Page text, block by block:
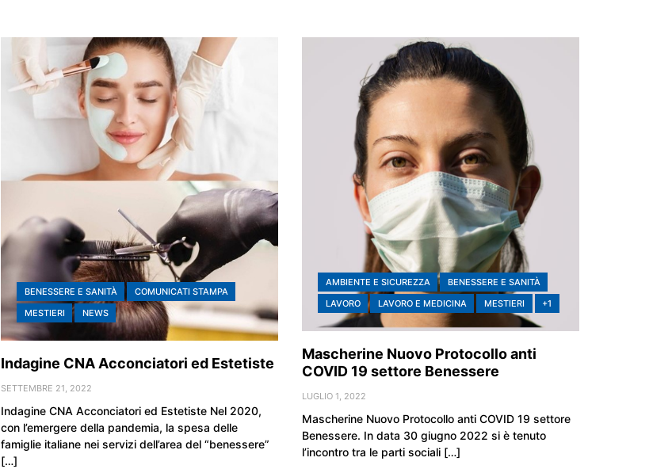
BENESSERE E SANITÀ
COMUNICATI STAMPA
MESTIERI
NEWS
Indagine CNA Acconciatori ed Estetiste
SETTEMBRE 21, 2022
Indagine CNA Acconciatori ed Estetiste Nel 2020,
con l’emergere della pandemia, la spesa delle
famiglie italiane nei servizi dell’area del “benessere”
[…]
AMBIENTE E SICUREZZA
BENESSERE E SANITÀ
LAVORO
LAVORO E MEDICINA MESTIERI +1
Mascherine Nuovo Protocollo anti
COVID 19 settore Benessere
LUGLIO 1, 2022
Mascherine Nuovo Protocollo anti COVID 19 settore
Benessere. In data 30 giugno 2022 si è tenuto
l’incontro tra le parti sociali […]